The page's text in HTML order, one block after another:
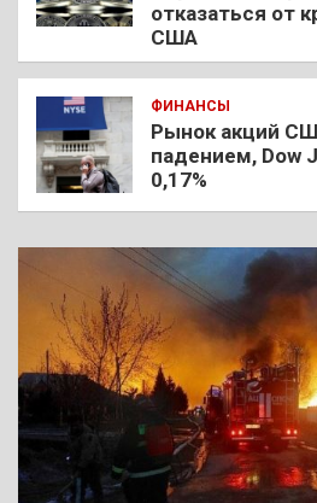
отказаться от
США
ФИНАНСЫ
Рынок акций
падением, Dow
0,17%